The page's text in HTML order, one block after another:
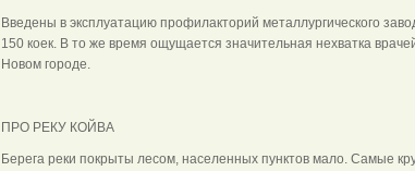
Введены в эксплуатацию профилакторий металлургического
150 коек. В то же время ощущается значительная нехватка
Новом городе.
ПРО РЕКУ КОЙВА
Берега реки покрыты лесом, населенных пунктов мало. Самые